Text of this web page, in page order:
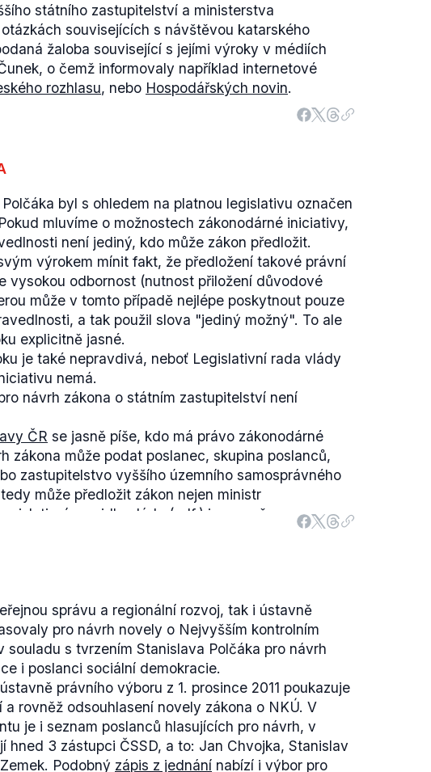
státního zastupitelství a ministerstva
souvisejících s návštěvou katarského
žaloba související s jejími výroky v médiích
o čemž informovaly například internetové
rozhlasu, nebo Hospodářských novin.
byl s ohledem na platnou legislativu označen
mluvíme o možnostech zákonodárné iniciativy,
není jediný, kdo může zákon předložit.
výrokem mínit fakt, že předložení takové právní
vysokou odbornost (nutnost přiložení důvodové
může v tomto případě nejlépe poskytnout pouze
a tak použil slova "jediný možný". To ale
explicitně jasné.
je také nepravdivá, neboť Legislativní rada vlády
nemá.
návrh zákona o státním zastupitelství není
ČR se jasně píše, kdo má právo zákonodárné
zákona může podat poslanec, skupina poslanců,
zastupitelstvo vyššího územního samosprávného
může předložit zákon nejen ministr
pravidla vlády
(pdf.) jsou o něco
"věcný záměr zákona
vládě před vypracováním návrhu zákona,
věcný záměr je obsažen v plánu legislativních prací
se taktéž uvádí, že součástí návrhu zákona
zpráva, která musí obsahovat celou řadu
jako je zhodnocení platného právního stavu,
principů navrhované právní úpravy nebo
navrhované právní úpravy s předpisy EU.
poslance Polčáka o Legislativní radě vlády
tento orgán může předložit novelu zákona, tak
pravdu. Z výše uvedeného výčtu je zřejmé, kdo má
Navíc zeStatutu Legislativní rady vlády
správu a regionální rozvoj, tak i ústavně
pro návrh novely o Nejvyšším kontrolním
souladu s tvrzením Stanislava Polčáka pro návrh
i poslanci sociální demokracie.
ústavně právního výboru z 1. prosince 2011 poukazuje
a rovněž odsouhlasení novely zákona o NKÚ. V
je i seznam poslanců hlasujících pro návrh, v
hned 3 zástupci ČSSD, a to: Jan Chvojka, Stanislav
Podobný zápis z jednání nabízí i výbor pro